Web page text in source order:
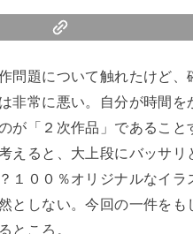
問題について触れたけど、
非常に悪い。自分が時間を
が「２次作品」であること
えると、大上段にバッサリ
１００％オリジナルなイラ
としない。今回の一件をも
ところ。